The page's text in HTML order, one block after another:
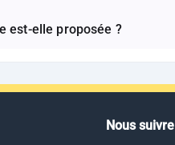
est-elle proposée ?
Nous suivre